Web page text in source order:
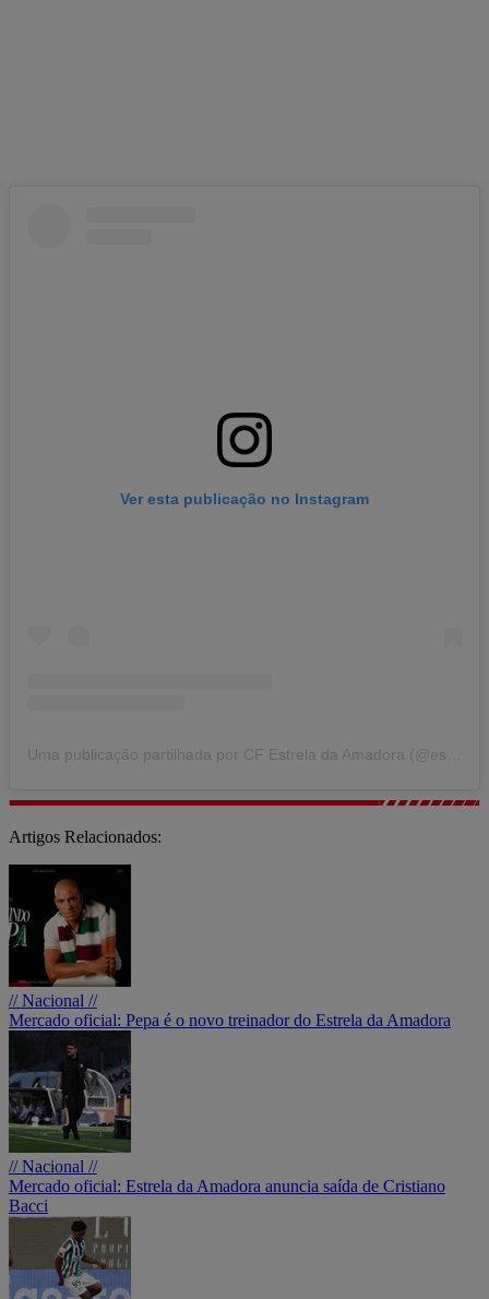
Ver esta publicação no Instagram
Uma publicação partilhada por CF Estrela da Amadora (@estrelamadora)
Artigos Relacionados:
// Nacional //
Mercado oficial: Pepa é o novo treinador do Estrela da Amadora
// Nacional //
Mercado oficial: Estrela da Amadora anuncia saída de Cristiano
Bacci